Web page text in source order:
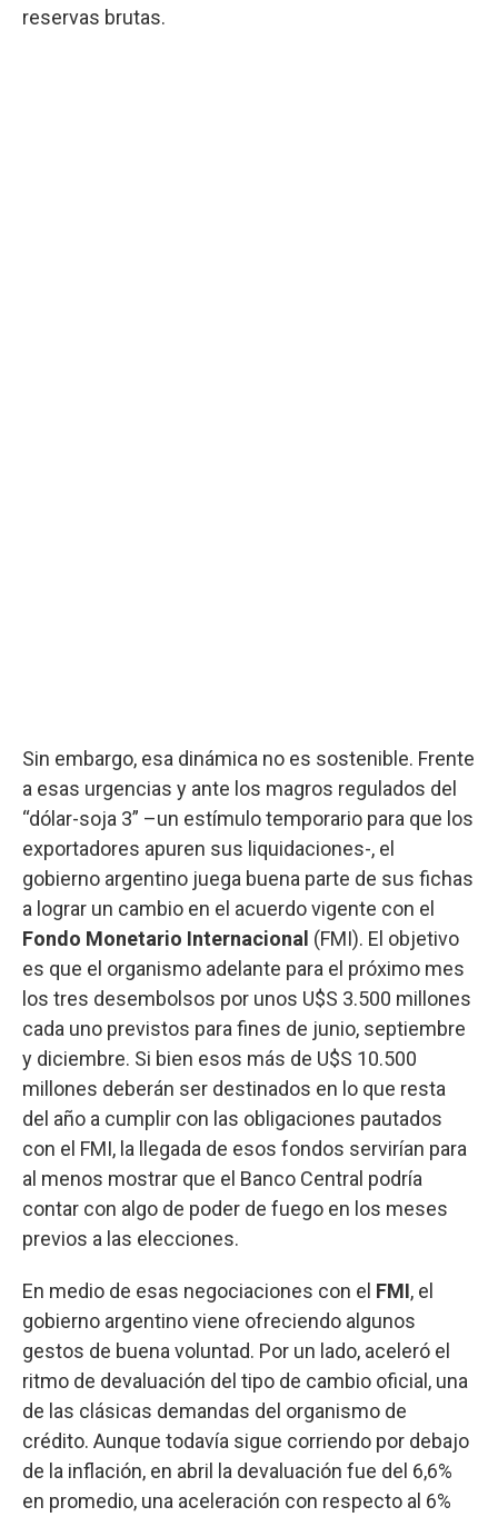
reservas brutas.
Sin embargo, esa dinámica no es sostenible. Frente
a esas urgencias y ante los magros regulados del
“dólar-soja 3” –un estímulo temporario para que los
exportadores apuren sus liquidaciones-, el
gobierno argentino juega buena parte de sus fichas
a lograr un cambio en el acuerdo vigente con el
Fondo Monetario Internacional (FMI). El objetivo
es que el organismo adelante para el próximo mes
los tres desembolsos por unos U$S 3.500 millones
cada uno previstos para fines de junio, septiembre
y diciembre. Si bien esos más de U$S 10.500
millones deberán ser destinados en lo que resta
del año a cumplir con las obligaciones pautados
con el FMI, la llegada de esos fondos servirían para
al menos mostrar que el Banco Central podría
contar con algo de poder de fuego en los meses
previos a las elecciones.
En medio de esas negociaciones con el FMI, el
gobierno argentino viene ofreciendo algunos
gestos de buena voluntad. Por un lado, aceleró el
ritmo de devaluación del tipo de cambio oficial, una
de las clásicas demandas del organismo de
crédito. Aunque todavía sigue corriendo por debajo
de la inflación, en abril la devaluación fue del 6,6%
en promedio, una aceleración con respecto al 6%